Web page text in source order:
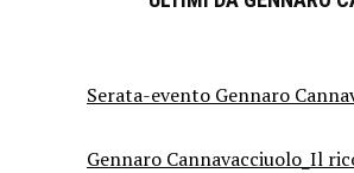
Serata-evento Gennaro
Gennaro Cannavacciuolo_Il